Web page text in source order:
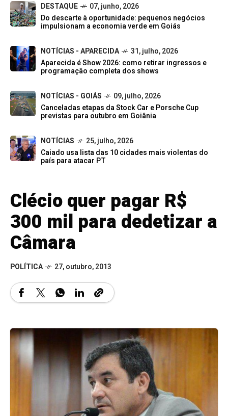
DESTAQUE
07, junho, 2026
Do descarte à oportunidade: pequenos negócios
impulsionam a economia verde em Goiás
NOTÍCIAS - APARECIDA
31, julho, 2026
Aparecida é Show 2026: como retirar ingressos e
programação completa dos shows
NOTÍCIAS - GOIÁS
09, julho, 2026
Canceladas etapas da Stock Car e Porsche Cup
previstas para outubro em Goiânia
NOTÍCIAS
25, julho, 2026
Caiado usa lista das 10 cidades mais violentas do
país para atacar PT
Clécio quer pagar R$
300 mil para dedetizar a
Câmara
POLÍTICA 27, outubro, 2013